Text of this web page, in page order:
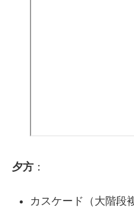
夕方 ：
カスケード（大階段